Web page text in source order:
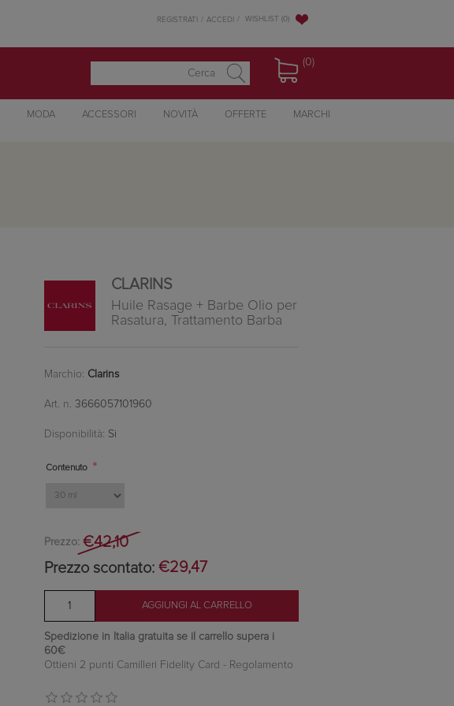
REGISTRATI ACCEDI WISHLIST (0)
(0)
MODA ACCESSORI NOVITÀ OFFERTE MARCHI
CLARINS
Huile Rasage + Barbe Olio per
Rasatura, Trattamento Barba
Marchio: Clarins
Art. n. 3666057101960
Disponibilità: Si
Contenuto *
Prezzo: €42,10
Prezzo scontato: €29,47
Spedizione in Italia gratuita se il carrello supera i
60€
Ottieni 2 punti Camilleri Fidelity Card - Regolamento